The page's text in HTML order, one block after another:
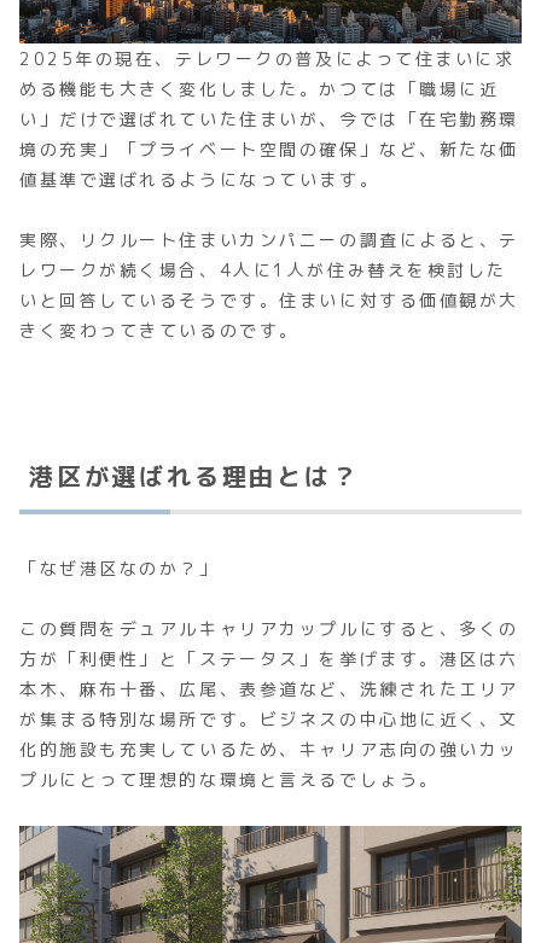
2025年の現在、テレワークの普及によって住まいに求
める機能も大きく変化しました。かつては「職場に近
い」だけで選ばれていた住まいが、今では「在宅勤務環
境の充実」「プライベート空間の確保」など、新たな価
値基準で選ばれるようになっています。
実際、リクルート住まいカンパニーの調査によると、テ
レワークが続く場合、4人に1人が住み替えを検討した
いと回答しているそうです。住まいに対する価値観が大
きく変わってきているのです。
港区が選ばれる理由とは？
「なぜ港区なのか？」
この質問をデュアルキャリアカップルにすると、多くの
方が「利便性」と「ステータス」を挙げます。港区は六
本木、麻布十番、広尾、表参道など、洗練されたエリア
が集まる特別な場所です。ビジネスの中心地に近く、文
化的施設も充実しているため、キャリア志向の強いカッ
プルにとって理想的な環境と言えるでしょう。